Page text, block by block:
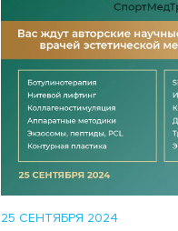
25 СЕНТЯБРЯ 2024